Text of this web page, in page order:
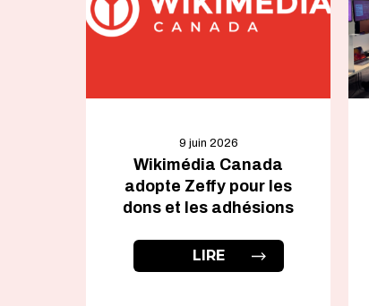
9 juin 2026
Wikimédia Canada
adopte Zeffy pour les
dons et les adhésions
LIRE